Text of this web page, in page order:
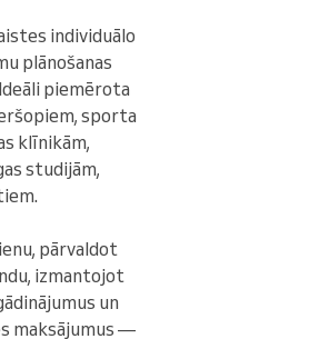
individuālo
plānošanas
piemērota
sporta
klīnikām,
studijām,
pārvaldot
izmantojot
un
maksājumus —